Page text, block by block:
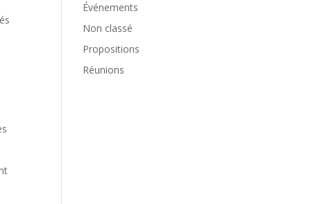
Événements
Non classé
Propositions
Réunions